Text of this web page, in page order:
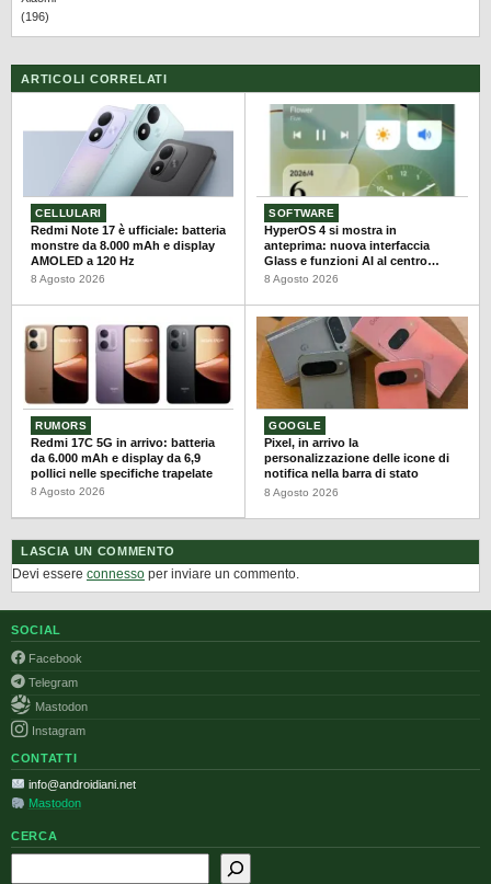
(196)
ARTICOLI CORRELATI
CELLULARI
Redmi Note 17 è ufficiale: batteria
monstre da 8.000 mAh e display
AMOLED a 120 Hz
8 Agosto 2026
SOFTWARE
HyperOS 4 si mostra in
anteprima: nuova interfaccia
Glass e funzioni AI al centro
dell’aggiornamento
8 Agosto 2026
RUMORS
Redmi 17C 5G in arrivo: batteria
da 6.000 mAh e display da 6,9
pollici nelle specifiche trapelate
8 Agosto 2026
GOOGLE
Pixel, in arrivo la
personalizzazione delle icone di
notifica nella barra di stato
8 Agosto 2026
LASCIA UN COMMENTO
Devi essere connesso per inviare un commento.
SOCIAL
Facebook
Telegram
Mastodon
Instagram
CONTATTI
info@androidiani.net
Mastodon
CERCA